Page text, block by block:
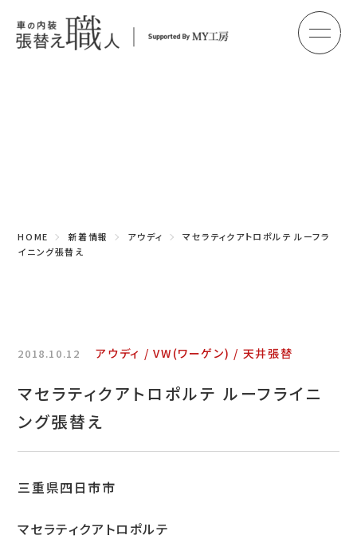
メ
その他
お問い合わせ
特定商取引表示
施工例
プライバシーポリシー
HOME 新着情報 アウディ
マセラティクアトロポルテ ルーフラ
イニング張替え
2018.10.12 アウディ VW(ワーゲン) 天井張替
マセラティクアトロポルテ ルーフライニ
ング張替え
三重県四日市市
マセラティクアトロポルテ